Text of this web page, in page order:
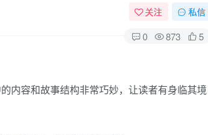
关注 私信
0 873 5
内容和故事结构非常巧妙，让读者有身临其境